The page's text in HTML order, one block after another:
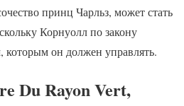
принц Чарльз, может стать
Корнуолл по закону
которым он должен управлять.
Du Rayon Vert,